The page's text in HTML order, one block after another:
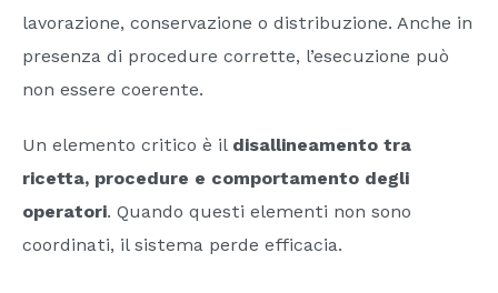
lavorazione, conservazione o distribuzione. Anche in
presenza di procedure corrette, l’esecuzione può
non essere coerente.
Un elemento critico è il disallineamento tra
ricetta, procedure e comportamento degli
operatori. Quando questi elementi non sono
coordinati, il sistema perde efficacia.